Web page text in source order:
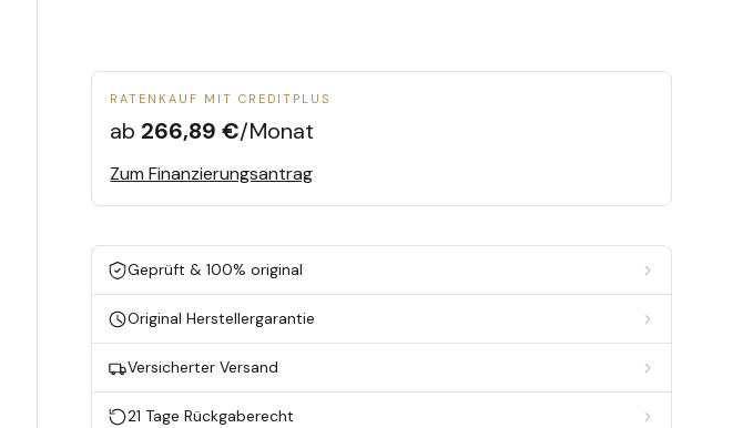
RATENKAUF MIT CREDITPLUS
ab 266,89 €/Monat
Zum Finanzierungsantrag
Geprüft & 100% original
Original Herstellergarantie
Versicherter Versand
21 Tage Rückgaberecht